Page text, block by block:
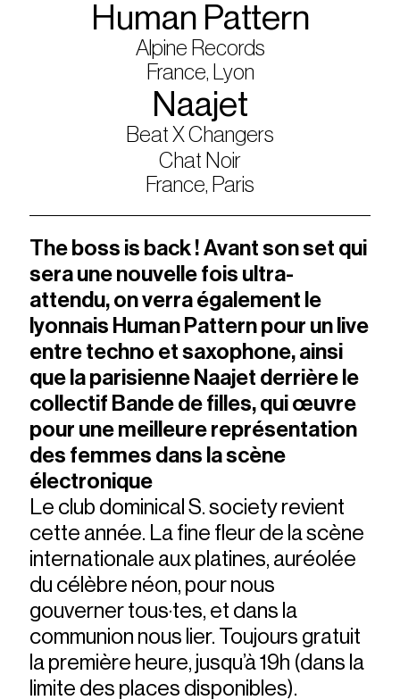
Human Pattern
Alpine Records
France, Lyon
Naajet
Beat X Changers
Chat Noir
France, Paris
The boss is back ! Avant son set qui
sera une nouvelle fois ultra-
attendu, on verra également le
lyonnais Human Pattern pour un live
entre techno et saxophone, ainsi
que la parisienne Naajet derrière le
collectif Bande de filles, qui œuvre
pour une meilleure représentation
des femmes dans la scène
électronique
Le club dominical S. society revient
cette année. La fine fleur de la scène
internationale aux platines, auréolée
du célèbre néon, pour nous
gouverner tous·tes, et dans la
communion nous lier. Toujours gratuit
la première heure, jusqu’à 19h (dans la
limite des places disponibles).